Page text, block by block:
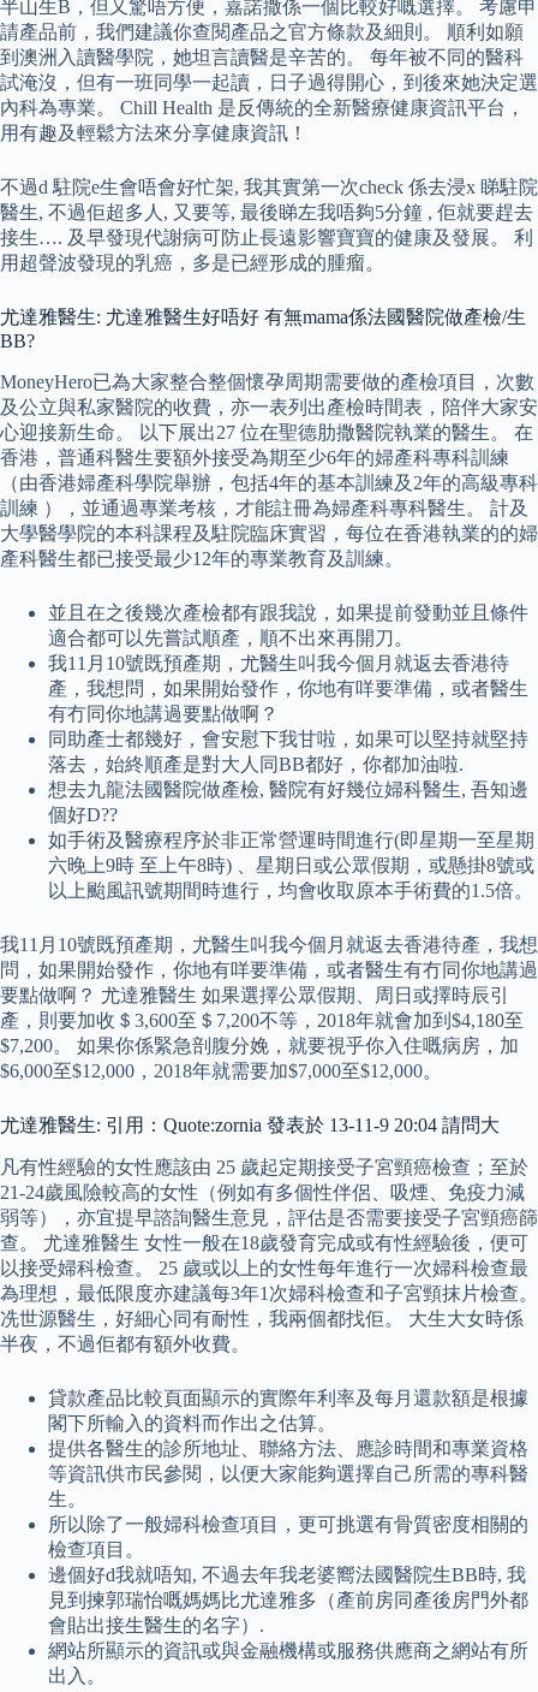
半山生B，但又驚唔方便，嘉諾撒係一個比較好嘅選擇。 考慮申
請產品前，我們建議你查閱產品之官方條款及細則。 順利如願
到澳洲入讀醫學院，她坦言讀醫是辛苦的。 每年被不同的醫科
試淹沒，但有一班同學一起讀，日子過得開心，到後來她決定選
內科為專業。 Chill Health 是反傳統的全新醫療健康資訊平台，
用有趣及輕鬆方法來分享健康資訊！
不過d 駐院e生會唔會好忙架, 我其實第一次check 係去浸x 睇駐院
醫生, 不過佢超多人, 又要等, 最後睇左我唔夠5分鐘 , 佢就要趕去
接生…. 及早發現代謝病可防止長遠影響寶寶的健康及發展。 利
用超聲波發現的乳癌，多是已經形成的腫瘤。
尤達雅醫生: 尤達雅醫生好唔好 有無mama係法國醫院做產檢/生
BB?
MoneyHero已為大家整合整個懷孕周期需要做的產檢項目，次數
及公立與私家醫院的收費，亦一表列出產檢時間表，陪伴大家安
心迎接新生命。 以下展出27 位在聖德肋撒醫院執業的醫生。 在
香港，普通科醫生要額外接受為期至少6年的婦產科專科訓練
（由香港婦產科學院舉辦，包括4年的基本訓練及2年的高級專科
訓練 ），並通過專業考核，才能註冊為婦產科專科醫生。 計及
大學醫學院的本科課程及駐院臨床實習，每位在香港執業的的婦
產科醫生都已接受最少12年的專業教育及訓練。
並且在之後幾次產檢都有跟我說，如果提前發動並且條件
適合都可以先嘗試順產，順不出來再開刀。
我11月10號既預產期，尤醫生叫我今個月就返去香港待
產，我想問，如果開始發作，你地有咩要準備，或者醫生
有冇同你地講過要點做啊？
同助產士都幾好，會安慰下我甘啦，如果可以堅持就堅持
落去，始終順產是對大人同BB都好，你都加油啦.
想去九龍法國醫院做產檢, 醫院有好幾位婦科醫生, 吾知邊
個好D??
如手術及醫療程序於非正常營運時間進行(即星期一至星期
六晚上9時 至上午8時) 、星期日或公眾假期，或懸掛8號或
以上颱風訊號期間時進行，均會收取原本手術費的1.5倍。
我11月10號既預產期，尤醫生叫我今個月就返去香港待產，我想
問，如果開始發作，你地有咩要準備，或者醫生有冇同你地講過
要點做啊？ 尤達雅醫生 如果選擇公眾假期、周日或擇時辰引
產，則要加收＄3,600至＄7,200不等，2018年就會加到$4,180至
$7,200。 如果你係緊急剖腹分娩，就要視乎你入住嘅病房，加
$6,000至$12,000，2018年就需要加$7,000至$12,000。
尤達雅醫生: 引用：Quote:zornia 發表於 13-11-9 20:04 請問大
凡有性經驗的女性應該由 25 歲起定期接受子宮頸癌檢查；至於
21-24歲風險較高的女性（例如有多個性伴侶、吸煙、免疫力減
弱等），亦宜提早諮詢醫生意見，評估是否需要接受子宮頸癌篩
查。 尤達雅醫生 女性一般在18歲發育完成或有性經驗後，便可
以接受婦科檢查。 25 歲或以上的女性每年進行一次婦科檢查最
為理想，最低限度亦建議每3年1次婦科檢查和子宮頸抹片檢查。
冼世源醫生，好細心同有耐性，我兩個都找佢。 大生大女時係
半夜，不過佢都有額外收費。
貸款產品比較頁面顯示的實際年利率及每月還款額是根據
閣下所輸入的資料而作出之估算。
提供各醫生的診所地址、聯絡方法、應診時間和專業資格
等資訊供市民參閱，以便大家能夠選擇自己所需的專科醫
生。
所以除了一般婦科檢查項目，更可挑選有骨質密度相關的
檢查項目。
邊個好d我就唔知, 不過去年我老婆嚮法國醫院生BB時, 我
見到揀郭瑞怡嘅媽媽比尤達雅多（產前房同產後房門外都
會貼出接生醫生的名字）.
網站所顯示的資訊或與金融機構或服務供應商之網站有所
出入。